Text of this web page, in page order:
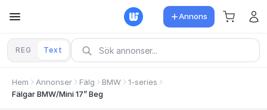
Annons
REG Text
Hem Annonser Fälg BMW
1-series
Fälgar BMW/Mini 17” Beg